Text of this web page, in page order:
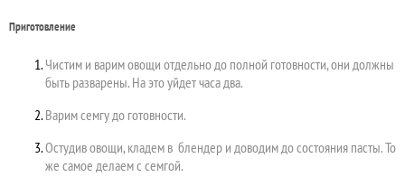
Приготовление
Чистим и варим овощи отдельно до полной готовности, они должны
быть разварены. На это уйдет часа два.
Варим семгу до готовности.
Остудив овощи, кладем в блендер и доводим до состояния пасты. То
же самое делаем с семгой.